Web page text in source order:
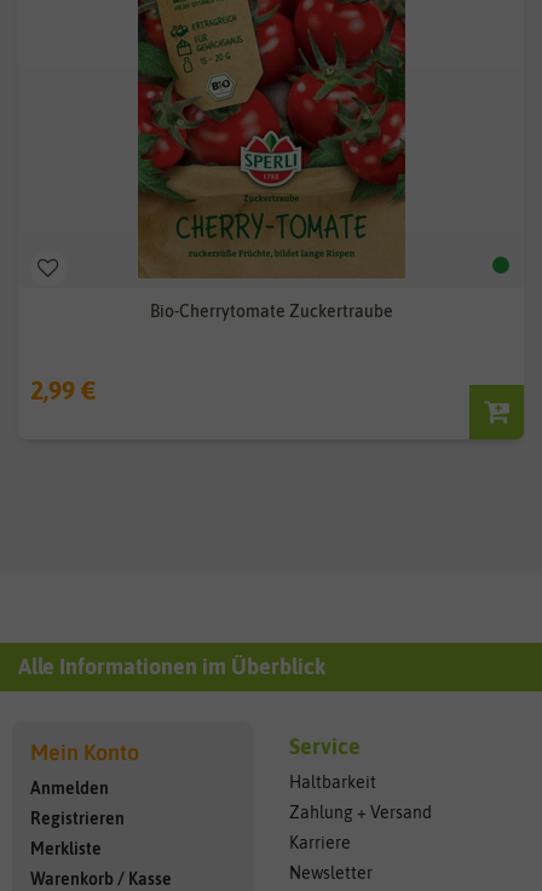
Bio-Cherrytomate Zuckertraube
2,99 €
Alle Informationen im Überblick
Mein Konto
Anmelden
Registrieren
Merkliste
Warenkorb / Kasse
Service
Haltbarkeit
Zahlung + Versand
Karriere
Newsletter